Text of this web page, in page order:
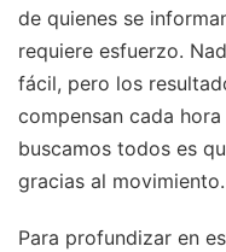
de quienes se
requiere esfuerzo.
fácil, pero los
compensan cada
buscamos todos es
gracias al movimiento.
Para profundizar en